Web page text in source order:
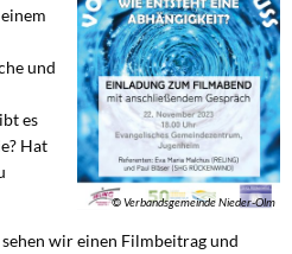
© Verbandsgemeinde Nieder-Olm
und
es
Hat
wir einen Filmbeitrag und